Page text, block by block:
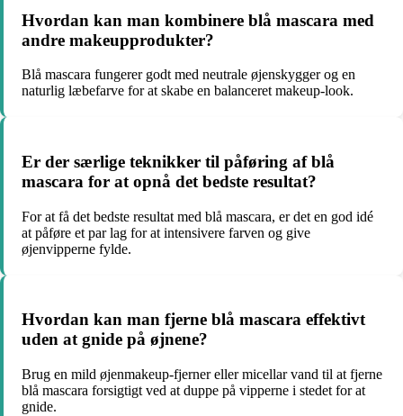
Hvordan kan man kombinere blå mascara med
andre makeupprodukter?
Blå mascara fungerer godt med neutrale øjenskygger og en
naturlig læbefarve for at skabe en balanceret makeup-look.
Er der særlige teknikker til påføring af blå
mascara for at opnå det bedste resultat?
For at få det bedste resultat med blå mascara, er det en god idé
at påføre et par lag for at intensivere farven og give
øjenvipperne fylde.
Hvordan kan man fjerne blå mascara effektivt
uden at gnide på øjnene?
Brug en mild øjenmakeup-fjerner eller micellar vand til at fjerne
blå mascara forsigtigt ved at duppe på vipperne i stedet for at
gnide.